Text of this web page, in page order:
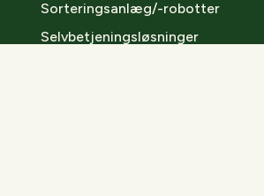
Sorteringsanlæg/-robotter
Selvbetjeningsløsninger